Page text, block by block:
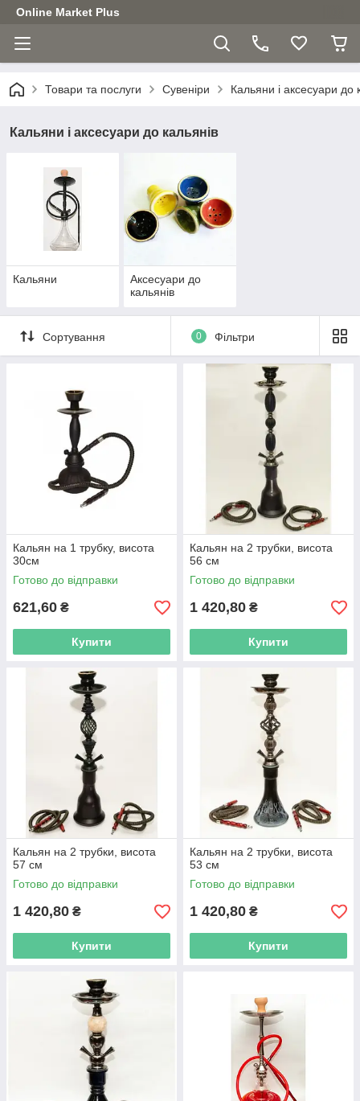
Online Market Plus
Товари та послуги Сувеніри Кальяни і аксесуари до
Кальяни і аксесуари до кальянів
Кальяни
Аксесуари до
кальянів
Сортування 0 Фільтри
Кальян на 1 трубку, висота
30см
Готово до відправки
621,60 ₴
Купити
Кальян на 2 трубки, висота
56 см
Готово до відправки
1 420,80 ₴
Купити
Кальян на 2 трубки, висота
57 см
Готово до відправки
1 420,80 ₴
Купити
Кальян на 2 трубки, висота
53 см
Готово до відправки
1 420,80 ₴
Купити